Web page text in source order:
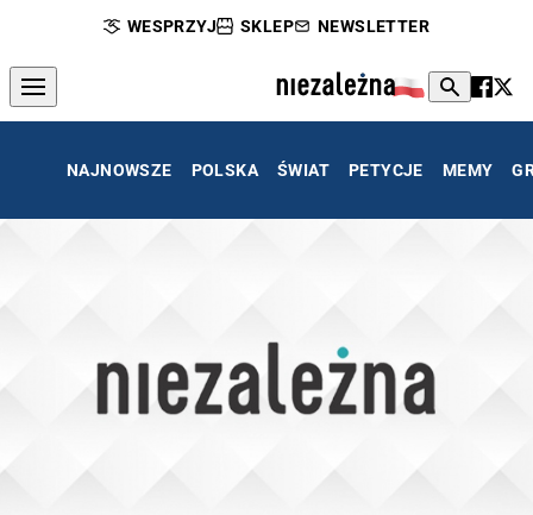
WESPRZYJ SKLEP NEWSLETTER
NAJNOWSZE POLSKA ŚWIAT PETYCJE MEMY